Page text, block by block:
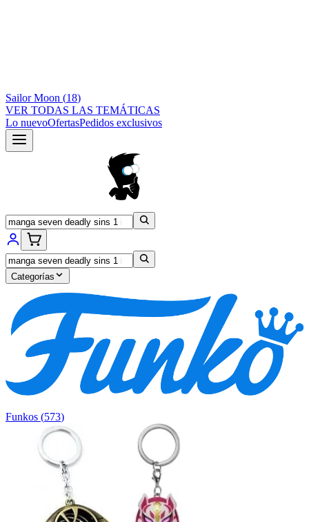
Sailor Moon (18)
VER TODAS LAS TEMÁTICAS
Lo nuevoOfertasPedidos exclusivos
Categorías
Funkos (573)